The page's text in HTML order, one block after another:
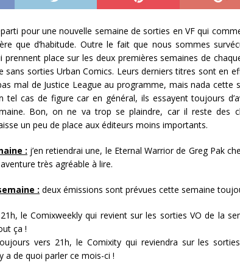
pour une nouvelle semaine de sorties en VF qui
que d’habitude. Outre le fait que nous sommes
prennent place sur les deux premières semaines de
sans sorties Urban Comics. Leurs derniers titres sont en
mal de Justice League au programme, mais nada cette
tel cas de figure car en général, ils essayent toujours
Bon, on ne va trop se plaindre, car il reste des
un peu de place aux éditeurs moins importants.
: j’en retiendrai une, le Eternal Warrior de Greg Pak
très agréable à lire.
: deux émissions sont prévues cette semaine
le Comixweekly qui revient sur les sorties VO de la
ça !
vers 21h, le Comixity qui reviendra sur les
a de quoi parler ce mois-ci !